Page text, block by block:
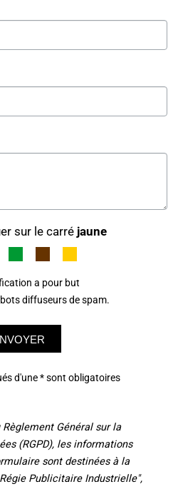
sur le carré jaune
a pour but
diffuseurs de spam.
d'une * sont obligatoires
Général sur la
(RGPD), les informations
sont destinées à la
Publicitaire Industrielle",